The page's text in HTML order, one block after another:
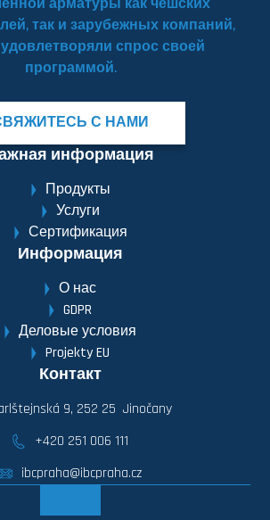
арматуры как чешских
так и зарубежных компаний,
спрос своей
программой.
С НАМИ
информация
Продукты
Услуги
Сертификация
Информация
О нас
GDPR
Деловые условия
Projekty EU
Контакт
9, 252 25 Jinočany
+420 251 006 111
ibcpraha@ibcpraha.cz